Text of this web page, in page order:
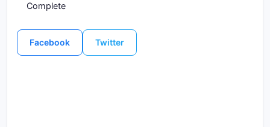
Complete
Facebook Twitter